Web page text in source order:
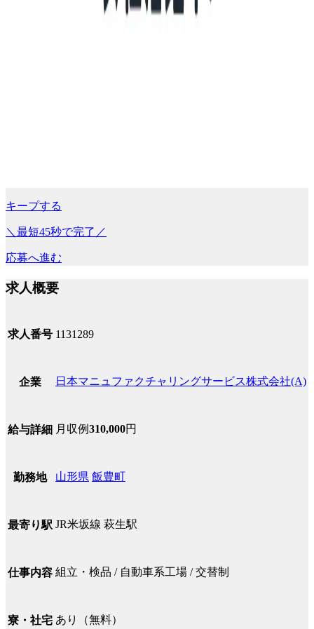
キープする
＼最短45秒で完了／
応募へ進む
求人概要
求人番号 1131289
企業 日本マニュファクチャリングサービス株式会社(A)
給与詳細 月収例310,000円
勤務地 山形県 飯豊町
最寄り駅 JR米坂線 萩生駅
仕事内容 組立・検品 / 自動車系工場 / 交替制
寮・社宅 あり（無料）